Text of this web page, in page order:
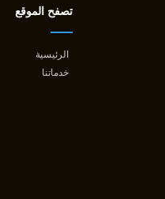
تصفح الموقع
الرئيسية
خدماتنا